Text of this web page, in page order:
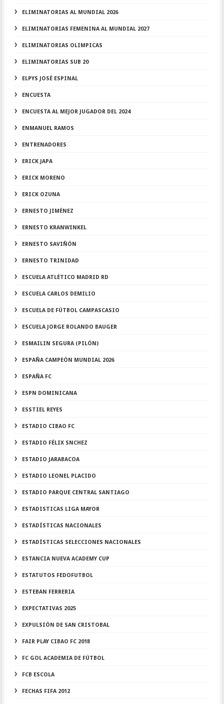
ELIMINATORIAS AL MUNDIAL 2026
ELIMINATORIAS FEMENINA AL MUNDIAL 2027
ELIMINATORIAS OLIMPICAS
ELIMINATORIAS SUB 20
ELPYS JOSÉ ESPINAL
ENCUESTA
ENCUESTA AL MEJOR JUGADOR DEL 2024
ENMANUEL RAMOS
ENTRENADORES
ERICK JAPA
ERICK MORENO
ERICK OZUNA
ERNESTO JIMÉNEZ
ERNESTO KRANWINKEL
ERNESTO SAVIÑÓN
ERNESTO TRINIDAD
ESCUELA ATLÉTICO MADRID RD
ESCUELA CARLOS DEMILIO
ESCUELA DE FÚTBOL CAMPASCASIO
ESCUELA JORGE ROLANDO BAUGER
ESMAILIN SEGURA (PILÓN)
ESPAÑA CAMPEÓN MUNDIAL 2026
ESPAÑA FC
ESPN DOMINICANA
ESSTIEL REYES
ESTADIO CIBAO FC
ESTADIO FÉLIX SNCHEZ
ESTADIO JARABACOA
ESTADIO LEONEL PLACIDO
ESTADIO PARQUE CENTRAL SANTIAGO
ESTADISTICAS LIGA MAYOR
ESTADÍSTICAS NACIONALES
ESTADÍSTICAS SELECCIONES NACIONALES
ESTANCIA NUEVA ACADEMY CUP
ESTATUTOS FEDOFUTBOL
ESTEBAN FERRERIA
EXPECTATIVAS 2025
EXPULSIÓN DE SAN CRISTOBAL
FAIR PLAY CIBAO FC 2018
FC GOL ACADEMIA DE FÚTBOL
FCB ESCOLA
FECHAS FIFA 2012